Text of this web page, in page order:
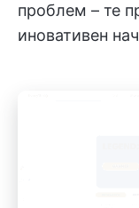
проблем – те
иновативен